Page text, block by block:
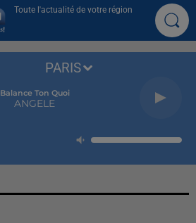
Toute l'actualité de votre région
Balance Ton Quoi
ANGELE
PARIS